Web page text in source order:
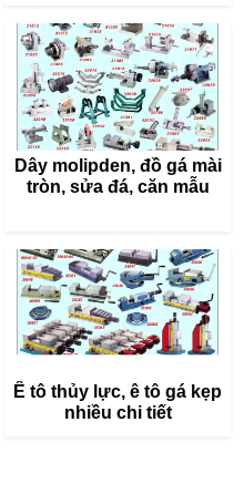
Dây molipden, đồ gá mài
tròn, sửa đá, căn mẫu
Ê tô thủy lực, ê tô gá kẹp
nhiều chi tiết